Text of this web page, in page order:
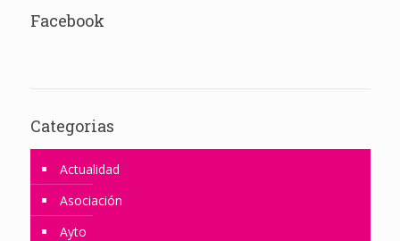
Facebook
Categorias
Actualidad
Asociación
Ayto